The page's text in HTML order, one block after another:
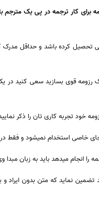
دارد اما همه برای کار ترجمه در پی
تحصیل کرده باشد و حداقل
رزومه قوی بسازید سعی کنید
خود تجربه کاری تان را ذکر
استخدام نمیشود و فقط در
انجام میدهد باید به زبان
نماید که متن بدون ایراد